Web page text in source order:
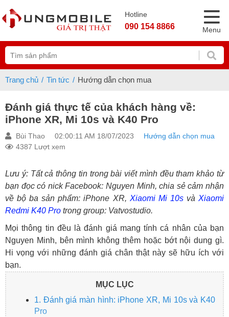
Hotline
090 154 8866 Menu
Trang chủ Tin tức Hướng dẫn chọn mua
Đánh giá thực tế của khách hàng về:
iPhone XR, Mi 10s và K40 Pro
Bùi Thao 02:00:11 AM 18/07/2023
Hướng dẫn chọn mua
4387 Lượt xem
Lưu ý: Tất cả thông tin trong bài viết mình đều tham khảo từ
bạn đọc có nick Facebook: Nguyen Minh, chia sẻ cảm nhận
về bộ ba sản phẩm: iPhone XR, Xiaomi Mi 10svàXiaomi
Redmi K40 Pro trong group: Vatvostudio.
Mọi thông tin đều là đánh giá mang tính cá nhân của bạn
Nguyen Minh, bên mình không thêm hoặc bớt nội dung gì.
Hi vọng với những đánh giá chân thật này sẽ hữu ích với
bạn.
MỤC LỤC
1. Đánh giá màn hình: iPhone XR, Mi 10s và K40
Pro